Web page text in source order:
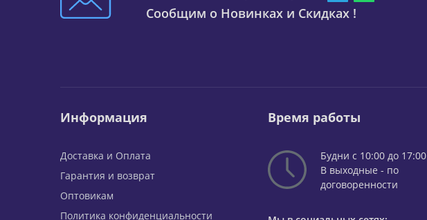
Сообщим о Новинках и Скидках !
Информация
Доставка и Оплата
Гарантия и возврат
Оптовикам
Политика конфиденциальности
Время работы
Будни с 10:00 до 17:00
В выходные - по
договоренности